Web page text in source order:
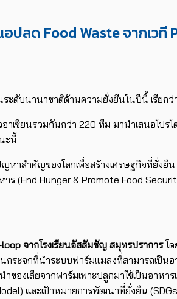
ปลด Food Waste จากเว
ระดับนานาชาติด้านความยั่งยืนในปีนี้ เรียกว่
าเซียนรวมกันกว่า 220 ทีม มานำเสนอโปรโ
ะนี้
ญหาสำคัญของโลกเพื่อสร้างเศรษฐกิจที่ยั่งยืน
าร (End Hunger & Promote Food
loop จากโรงเรียนอัสสัมชัญ สมุทรปราการโด
กระจกที่นำระบบฟาร์มแมลงที่สามารถเป็น
ำของเสียจากฟาร์มเพาะปลูกมาใช้เป็นอาหา
) และเป้าหมายการพัฒนาที่ยั่งยืน (SDGs